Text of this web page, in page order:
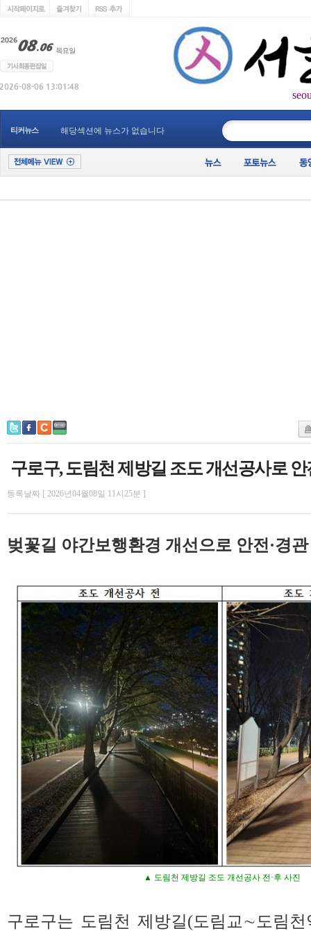
티커뉴스 해당섹션에 뉴스가 없습니다
구로구, 도림천 제방길 조도 개선공사로 안
등록날짜 [ 2026년04월08일 11시25분 ]
벚꽃길 야간보행환경 개선으로 안전·경
▲ 도림천 제방길 조도 개선공사 전·후 사진
구로구는 도림천 제방길(도림교∼도림